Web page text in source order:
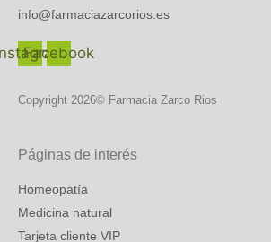
info@farmaciazarcorios.es
Facebook
Copyright 2026© Farmacia Zarco Rios
Páginas de interés
Homeopatía
Medicina natural
Tarjeta cliente VIP